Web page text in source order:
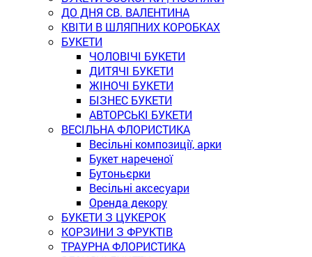
ДО ДНЯ СВ. ВАЛЕНТИНА
КВІТИ В ШЛЯПНИХ КОРОБКАХ
БУКЕТИ
ЧОЛОВІЧІ БУКЕТИ
ДИТЯЧІ БУКЕТИ
ЖІНОЧІ БУКЕТИ
БІЗНЕС БУКЕТИ
АВТОРСЬКІ БУКЕТИ
ВЕСІЛЬНА ФЛОРИСТИКА
Весільні композиції, арки
Букет нареченої
Бутоньєрки
Весільні аксесуари
Оренда декору
БУКЕТИ З ЦУКЕРОК
КОРЗИНИ З ФРУКТІВ
ТРАУРНА ФЛОРИСТИКА